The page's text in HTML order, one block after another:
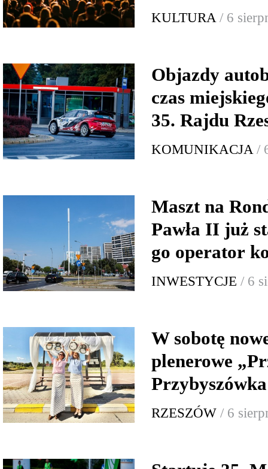
KULTURA / 6
Objazdy
czas
35. Rajdu
KOMUNIKACJA /
Maszt na
Pawła II już
go operator
INWESTYCJE / 6
W sobotę
plenerowe
RZESZÓW / 6